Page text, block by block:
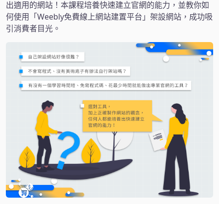
出適用的網站！本課程培養快速建立官網的能力，並教你如
何使用「Weebly免費線上網站建置平台」架設網站，成功吸
引消費者目光。